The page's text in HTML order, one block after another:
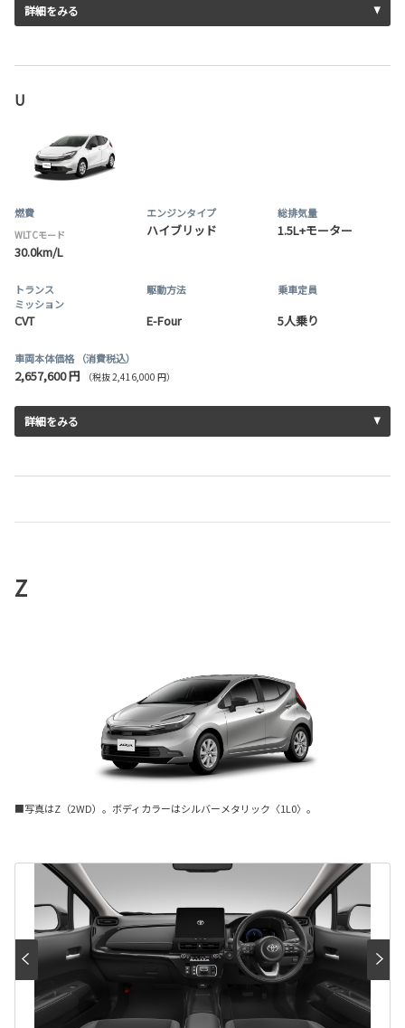
詳細をみる
U
燃費
WLTCモード
30.0km/L
エンジンタイプ
ハイブリッド
総排気量
1.5L+モーター
トランス
ミッション
CVT
駆動方法
E-Four
乗車定員
5人乗り
車両本体価格 （消費税込）
2,657,600 円 （税抜 2,416,000 円）
詳細をみる
Z
■写真はZ（2WD）。ボディカラーはシルバーメタリック〈1L0〉。